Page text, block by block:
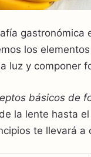
gastronómica
los
luz y componer
básicos de
la lente hasta
te llevará